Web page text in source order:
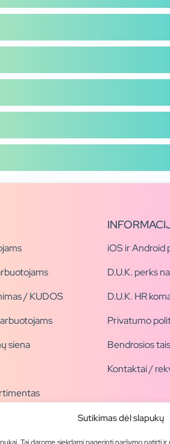
Sutikimas dėl slapukų
Tai darome siekdami pagerinti naršymo patirtį ir
/ KUDOS
siena
iOS ir Android
D.U.K. perks
D.U.K. HR
Privatumo
Bendrosios
Kontaktai /